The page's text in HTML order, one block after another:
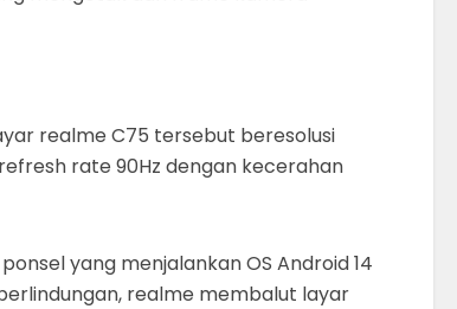
realme C75 tersebut beresolusi
rate 90Hz dengan kecerahan
yang menjalankan OS Android 14
realme membalut layar